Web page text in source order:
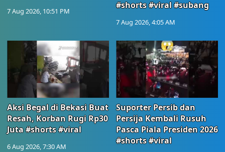
7 Aug 2026, 10:51 PM
#shorts #viral #subang
7 Aug 2026, 4:05 AM
Aksi Begal di Bekasi Buat
Resah, Korban Rugi Rp30
Juta #shorts #viral
6 Aug 2026, 7:30 AM
Suporter Persib dan
Persija Kembali Rusuh
Pasca Piala Presiden 2026
#shorts #viral